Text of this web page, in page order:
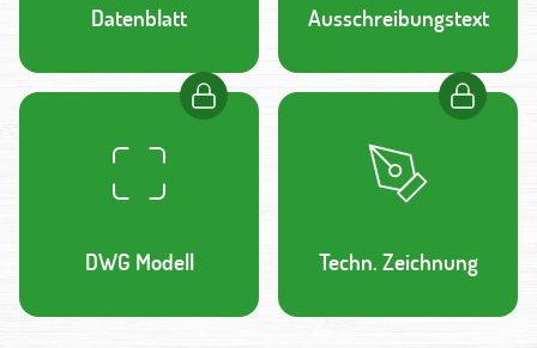
Datenblatt Ausschreibungstext
DWG Modell Techn. Zeichnung